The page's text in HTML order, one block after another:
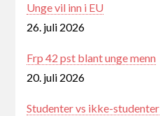
Unge vil inn i EU
26. juli 2026
Frp 42 pst blant unge menn
20. juli 2026
Studenter vs ikke-studenter